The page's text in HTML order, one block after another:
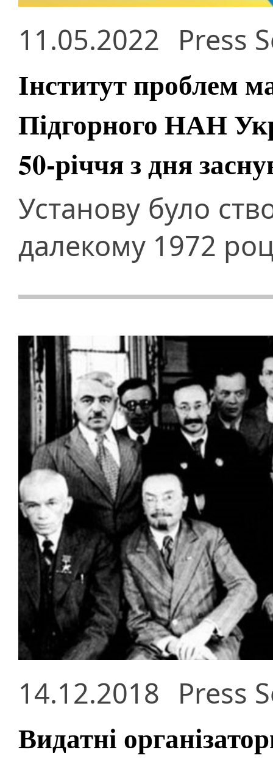
11.05.2022 Press
Інститут проблем
Підгорного НАН
50-річчя з дня
Установу було
далекому 1972
14.12.2018 Press
Видатні